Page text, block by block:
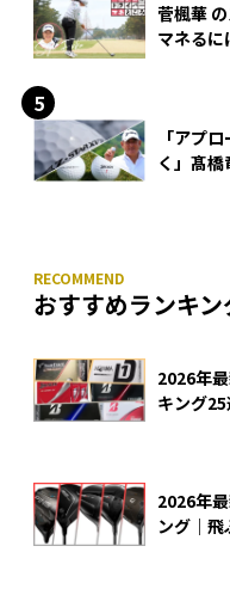
菅楓華
マネる
「アプ
く」髙
おすすめランキン
2026年
キング
2026年
ング｜